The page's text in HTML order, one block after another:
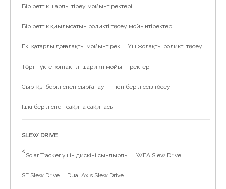
Бір реттік шарды тіреу мойынтіректері
Бір реттік қиылысатын роликті төсеу мойынтіректері
Екі қатарлы доңғалақты мойынтірек Үш жолақты роликті төсеу
Төрт нүкте контактілі шарикті мойынтіректер
Сыртқы беріліспен сырғанау Тісті беріліссіз төсеу
Ішкі беріліспен сақина сақинасы
SLEW DRIVE
>
Solar Tracker үшін дискіні сындырды WEA Slew Drive
SE Slew Drive Dual Axis Slew Drive